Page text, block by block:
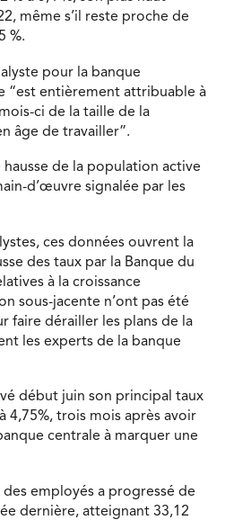
même s’il reste proche de
%.
pour la banque
“est entièrement attribuable à
ci de la taille de la
âge de travailler”.
hausse de la population active
d’œuvre signalée par les
ces données ouvrent la
des taux par la Banque du
à la croissance
sous-jacente n’ont pas été
faire dérailler les plans de la
les experts de la banque
début juin son principal taux
4,75%, trois mois après avoir
centrale à marquer une
employés a progressé de
dernière, atteignant 33,12